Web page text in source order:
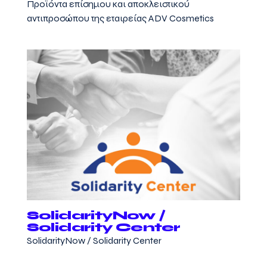
Προϊόντα επίσημου και αποκλειστικού
αντιπροσώπου της εταιρείας ADV Cosmetics
SolidarityNow /
Solidarity Center
SolidarityNow / Solidarity Center